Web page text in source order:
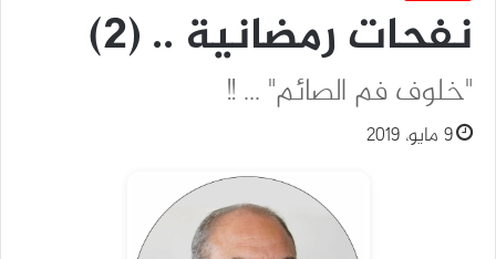
نفحات رمضانية .. (2)
"خلوف فم الصائم" ... !!
9 مايو، 2019